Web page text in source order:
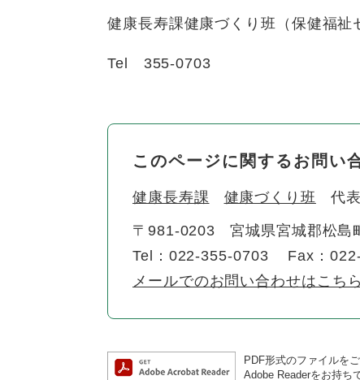
健康長寿課健康づくり班（保健福祉
Tel 355-0703
このページに関するお問い
健康長寿課 健康づくり班 代表
〒981-0203
宮城県宮城郡松島
Tel：022-355-0703
Fax：
メールでのお問い合わせはこちら
PDF形式のファイルを
Adobe Readerをお持ち